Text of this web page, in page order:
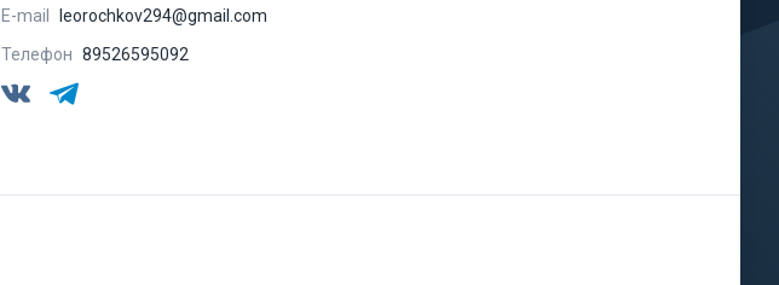
E-mail
leorochkov294@gmail.com
Телефон 89526595092